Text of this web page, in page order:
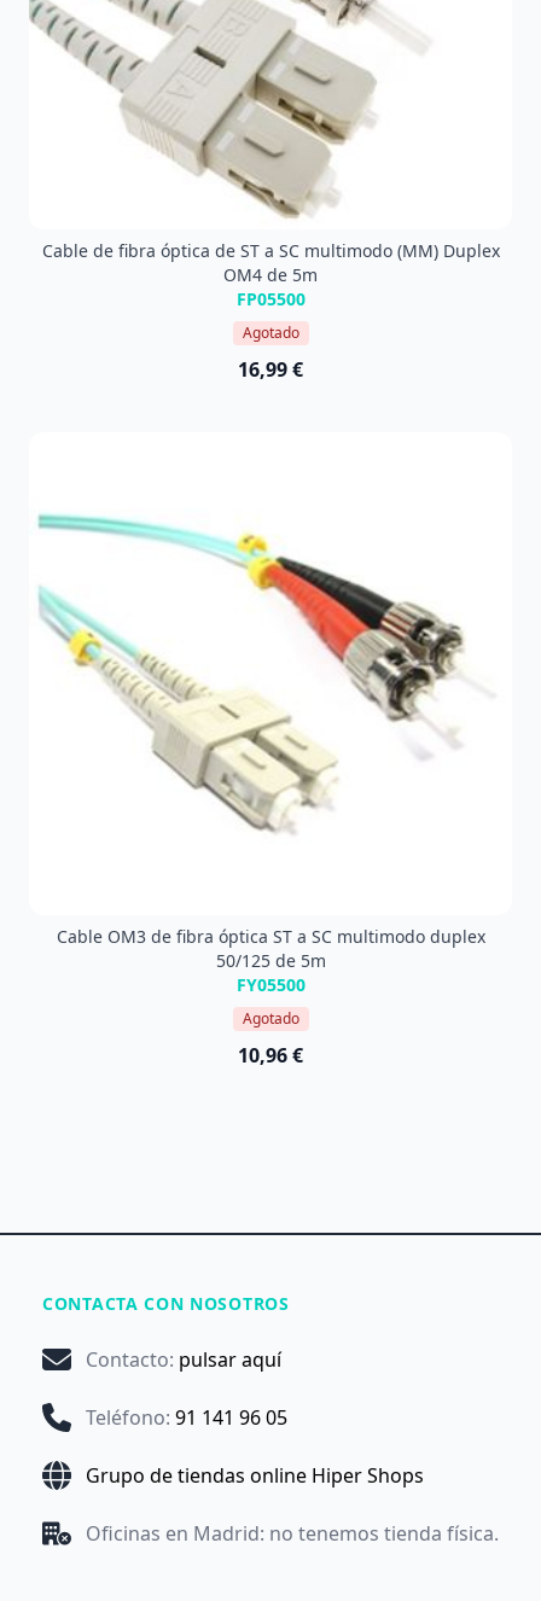
Cable de fibra óptica de ST a SC multimodo (MM) Duplex
OM4 de 5m
FP05500
Agotado
16,99 €
Cable OM3 de fibra óptica ST a SC multimodo duplex
50/125 de 5m
FY05500
Agotado
10,96 €
CONTACTA CON NOSOTROS
Contacto: pulsar aquí
Teléfono: 91 141 96 05
Grupo de tiendas online Hiper Shops
Oficinas en Madrid: no tenemos tienda física.